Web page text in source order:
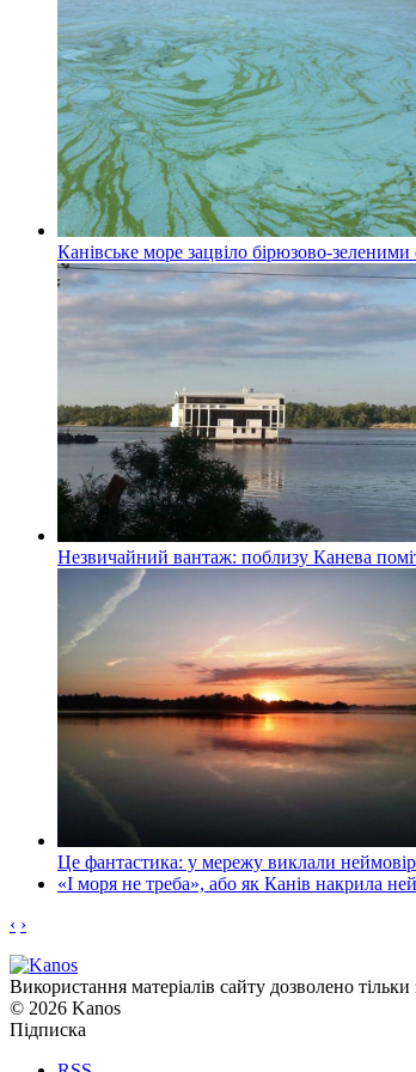
Канівське море зацвіло бірюзово-
Незвичайний вантаж: поблизу Канева
Це фантастика: у мережу виклали
«І моря не треба», або як Канів накрила
‹ ›
Використання матеріалів сайту дозволено
© 2026 Kanos
Підписка